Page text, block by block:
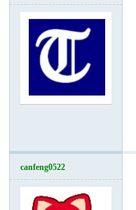
canfeng0522